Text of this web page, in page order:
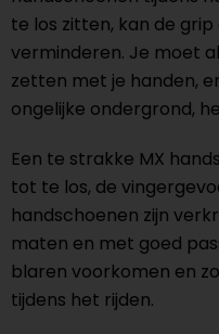
te los zitten, kan de
verminderen. Je moet
zetten met je handen,
ongelijke ondergrond,
Een te strakke MX
tot te los, de
handschoenen zijn
maten en met goed
blaren voorkomen en
tijdens het rijden.